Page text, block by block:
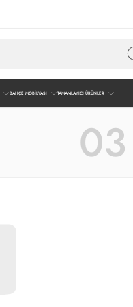
BAHÇE MOBİLYASI TAMAMLAYICI ÜRÜNLER
03